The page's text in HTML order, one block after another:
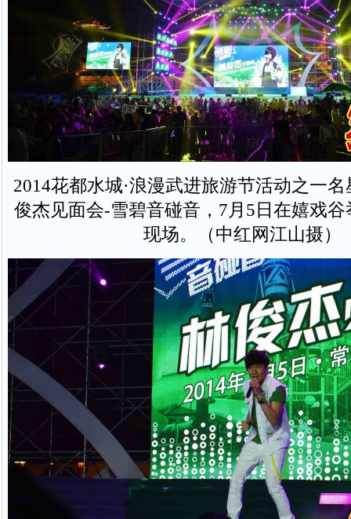
2014花都水城·浪漫武进旅游节活动之一
俊杰见面会-雪碧音碰音，7月5日在嬉戏
现场。（中红网江山摄）